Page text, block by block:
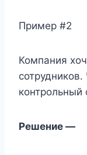
Пример #2
Компания
контрольный
Решение —